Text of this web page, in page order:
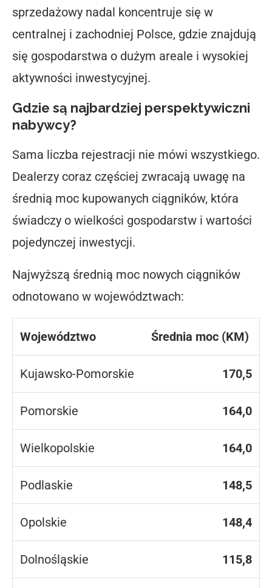
sprzedażowy nadal koncentruje się w
centralnej i zachodniej Polsce, gdzie znajdują
się gospodarstwa o dużym areale i wysokiej
aktywności inwestycyjnej.
Gdzie są najbardziej perspektywiczni
nabywcy?
Sama liczba rejestracji nie mówi wszystkiego.
Dealerzy coraz częściej zwracają uwagę na
średnią moc kupowanych ciągników, która
świadczy o wielkości gospodarstw i wartości
pojedynczej inwestycji.
Najwyższą średnią moc nowych ciągników
odnotowano w województwach:
Województwo Średnia moc (KM)
Kujawsko-Pomorskie 170,5
Pomorskie 164,0
Wielkopolskie 164,0
Podlaskie 148,5
Opolskie 148,4
Dolnośląskie 115,8